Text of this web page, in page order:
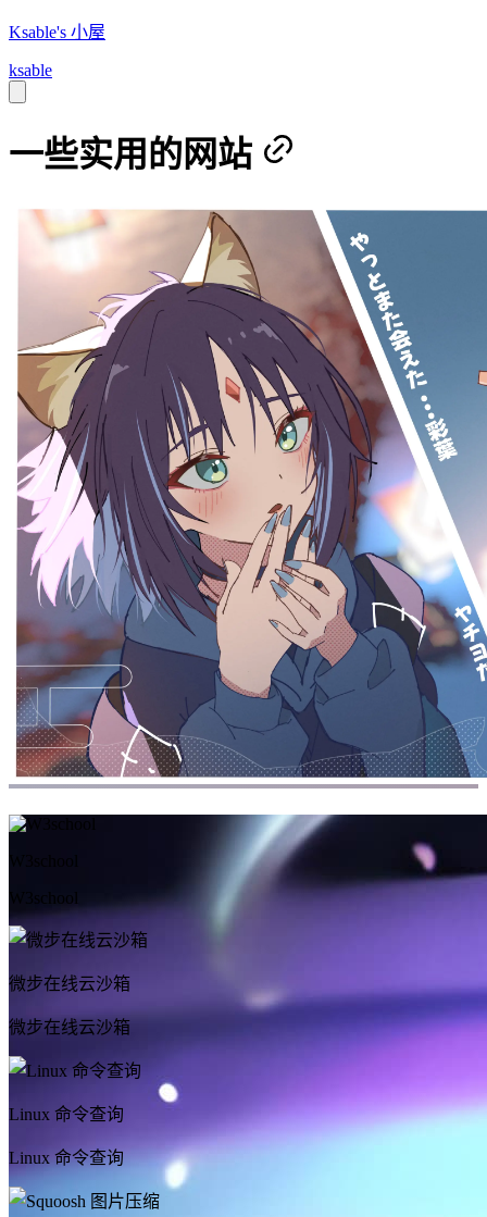
Ksable's 小屋
ksable
一些实用的网站
W3school
W3school
微步在线云沙箱
微步在线云沙箱
Linux 命令查询
Linux 命令查询